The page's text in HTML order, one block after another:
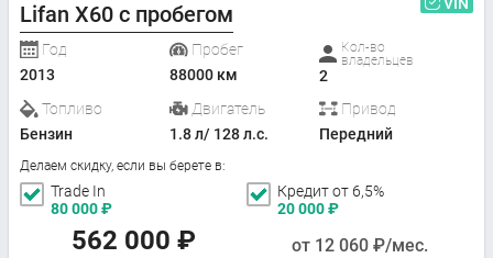
Lifan X60 с пробегом
Год
2013
Пробег
88000 км
Кол-во
владельцев
2
Топливо
Бензин
Двигатель
1.8 л/ 128 л.с.
Привод
Передний
Делаем скидку, если вы берете в:
Trade In
80 000₽
Кредит от 6,5%
20 000₽
562 000 ₽ от 12 060 ₽/мес.